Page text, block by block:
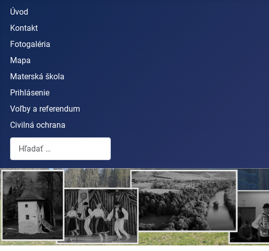
Úvod
Kontakt
Fotogaléria
Mapa
Materská škola
Prihlásenie
Voľby a referendum
Civilná ochrana
Hľadať...